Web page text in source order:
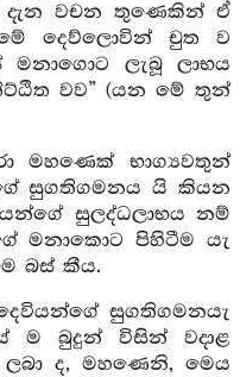
දැන වචන තුණෙකින් ඒ
දෙව්ලොවින් චුත ව
ලැබූ ලාභය
වව” (යන මේ තුන්
මහණෙක් භාග්‍යවතුන්
සුගතිගමනය යි කියන
සුලද්ධලාභය නම්
මනාකොට පිහිටීම යැ
බස් කීය.
සුගතිගමනයැ
ම බුදුන් විසින් වදාළ
ලබා ද, මහණෙනි, මෙය